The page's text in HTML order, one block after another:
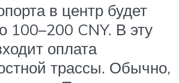
в центр будет
100–200 CNY. В эту
оплата
трассы. Обычно,